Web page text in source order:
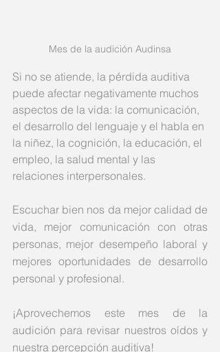
Mes de la audición Audinsa
Si no se atiende, la pérdida auditiva
puede afectar negativamente muchos
aspectos de la vida: la comunicación,
el desarrollo del lenguaje y el habla en
la niñez, la cognición, la educación, el
empleo, la salud mental y las
relaciones interpersonales.
Escuchar bien nos da mejor calidad de
vida, mejor comunicación con otras
personas, mejor desempeño laboral y
mejores oportunidades de desarrollo
personal y profesional.
¡Aprovechemos este mes de la
audición para revisar nuestros oídos y
nuestra percepción auditiva!